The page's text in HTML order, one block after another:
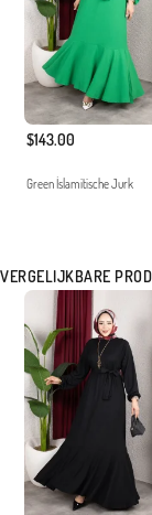
$143.00
Green İslamitische Jurk
VERGELIJKBARE